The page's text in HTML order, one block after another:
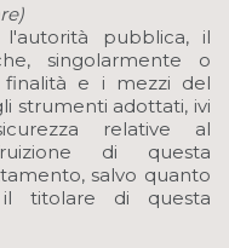
pubblica, il
singolarmente o
e i mezzi del
strumenti adottati, ivi
relative al
di questa
salvo quanto
il titolare di questa